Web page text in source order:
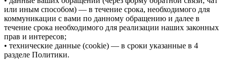
или иным способом) — в течение срока, необходимого для
коммуникации с вами по данному обращению и далее в
течение срока необходимого для реализации наших законных
прав и интересов;
• технические данные (cookie) — в сроки указанные в 4
разделе Политики.